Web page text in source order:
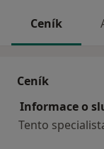
Ceník
Ceník
Informace o
Tento